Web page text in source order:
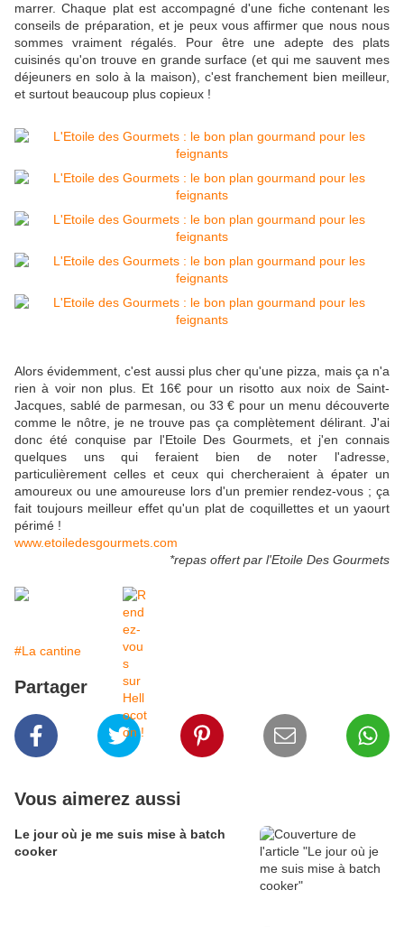
marrer. Chaque plat est accompagné d'une fiche contenant les
conseils de préparation, et je peux vous affirmer que nous nous
sommes vraiment régalés. Pour être une adepte des plats
cuisinés qu'on trouve en grande surface (et qui me sauvent mes
déjeuners en solo à la maison), c'est franchement bien meilleur,
et surtout beaucoup plus copieux !
Alors évidemment, c'est aussi plus cher qu'une pizza, mais ça n'a
rien à voir non plus. Et 16€ pour un risotto aux noix de Saint-
Jacques, sablé de parmesan, ou 33 € pour un menu découverte
comme le nôtre, je ne trouve pas ça complètement délirant. J'ai
donc été conquise par l'Etoile Des Gourmets, et j'en connais
quelques uns qui feraient bien de noter l'adresse,
particulièrement celles et ceux qui chercheraient à épater un
amoureux ou une amoureuse lors d'un premier rendez-vous ; ça
fait toujours meilleur effet qu'un plat de coquillettes et un yaourt
périmé !
www.etoiledesgourmets.com
*repas offert par l'Etoile Des Gourmets
#La cantine
Partager
Vous aimerez aussi
Le jour où je me suis mise à batch
cooker